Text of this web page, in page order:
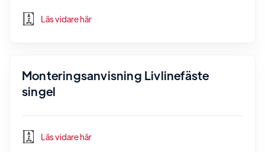
Läs vidare här
Monteringsanvisning Livlinefäste
singel
Läs vidare här